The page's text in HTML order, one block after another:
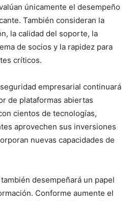
únicamente el desempeño
También consideran la
la calidad del soporte, la
de socios y la rapidez para
críticos.
empresarial continuará
de plataformas abiertas
cientos de tecnologías,
aprovechen sus inversiones
nuevas capacidades de
desempeñará un papel
Conforme aumente el